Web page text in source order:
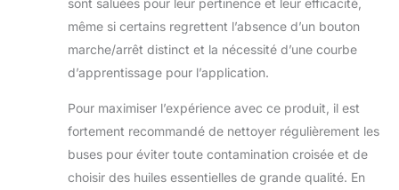
environnement en
quelques minutes,
apportant un arôme
toute la maison
espace avec des
parfums de luxe –
Le diffuseur d'huiles
essentielles pour
même si certains regrettent l’absence d’un bouton
marche/arrêt distinct et la nécessité d’une courbe
d’apprentissage pour l’application.
Pour maximiser l’expérience avec ce produit, il est
fortement recommandé de nettoyer régulièrement les
buses pour éviter toute contamination croisée et de
choisir des huiles essentielles de grande qualité. En